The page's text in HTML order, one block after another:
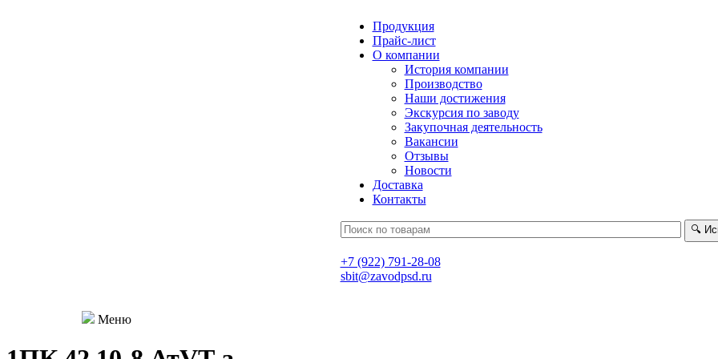
Продукция
Прайс-лист
О компании
История компании
Производство
Наши достижения
Экскурсия по заводу
Закупочная деятельность
Вакансии
Отзывы
Новости
Доставка
Контакты
🔍
+7 (922) 791-28-08
sbit@zavodpsd.ru
Меню